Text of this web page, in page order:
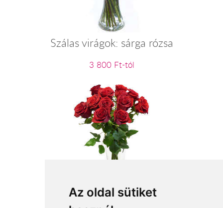
Az oldal sütiket
Szálas virágok: sárga rózsa
3 800 Ft-tól
Szálas virágok: vörös rózsa